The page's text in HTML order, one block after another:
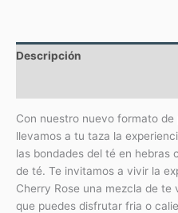
Descripción
Con nuestro nuevo formato de
llevamos a tu taza la
las bondades del té en hebras
de té. Te invitamos a vivir la
Cherry Rose una mezcla de
que puedes disfrutar fria o